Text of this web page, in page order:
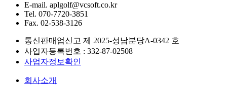
E-mail. aplgolf@vcsoft.co.kr
Tel. 070-7720-3851
Fax. 02-538-3126
통신판매업신고 제 2025-성남분당A-0342 호
사업자등록번호 : 332-87-02508
사업자정보확인
회사소개